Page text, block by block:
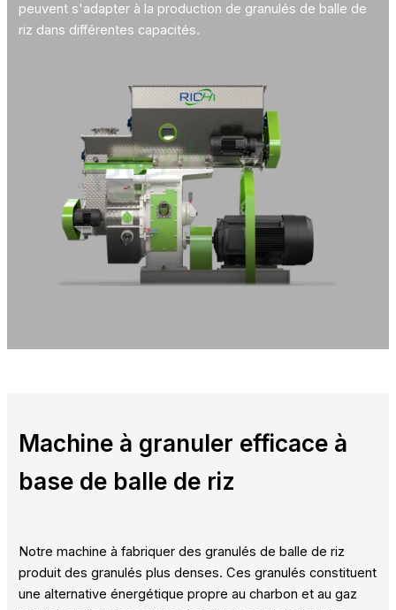
peuvent s'adapter à la production de granulés de balle de
riz dans différentes capacités.
Machine à granuler efficace à
base de balle de riz
Notre machine à fabriquer des granulés de balle de riz
produit des granulés plus denses. Ces granulés constituent
une alternative énergétique propre au charbon et au gaz